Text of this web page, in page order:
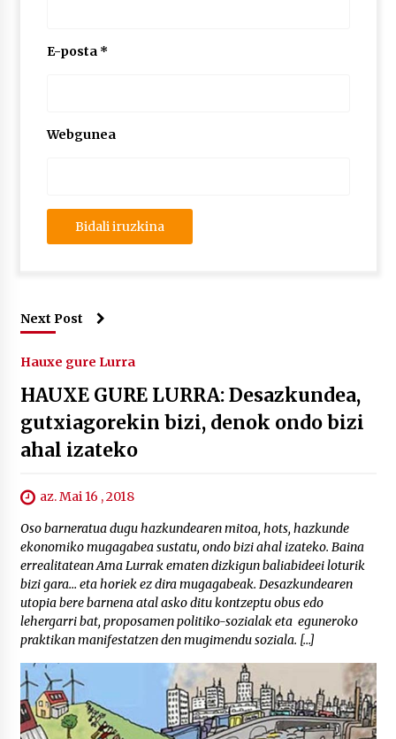
E-posta *
Webgunea
Next Post
Hauxe gure Lurra
HAUXE GURE LURRA: Desazkundea,
gutxiagorekin bizi, denok ondo bizi
ahal izateko
az. Mai 16 , 2018
Oso barneratua dugu hazkundearen mitoa, hots, hazkunde
ekonomiko mugagabea sustatu, ondo bizi ahal izateko. Baina
errealitatean Ama Lurrak ematen dizkigun baliabideei loturik
bizi gara… eta horiek ez dira mugagabeak. Desazkundearen
utopia bere barnena atal asko ditu kontzeptu obus edo
lehergarri bat, proposamen politiko-sozialak eta eguneroko
praktikan manifestatzen den mugimendu soziala. […]